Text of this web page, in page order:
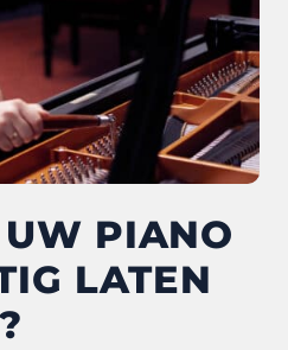
PIANO
LATEN